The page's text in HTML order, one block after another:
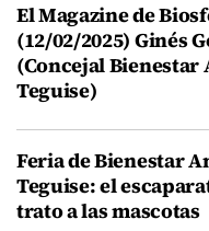
El Magazine de
(12/02/2025) Ginés
(Concejal Bienestar
Teguise)
Feria de Bienestar
Teguise: el
trato a las mascotas